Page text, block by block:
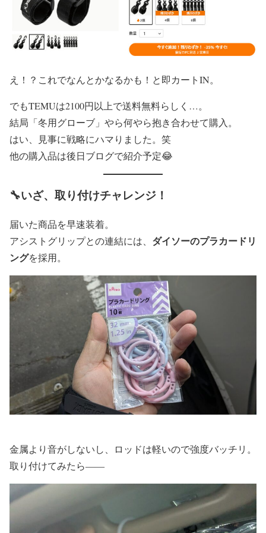
え！？これでなんとかなるかも！と即カートIN。
でもTEMUは2100円以上で送料無料らしく…。
結局「冬用グローブ」やら何やら抱き合わせて購入。
はい、見事に戦略にハマりました。笑
他の購入品は後日ブログで紹介予定😂
🔧いざ、取り付けチャレンジ！
届いた商品を早速装着。
アシストグリップとの連結には、 ダイソーのプラカードリ
ングを採用。
金属より音がしないし、ロッドは軽いので強度バッチリ。
取り付けてみたら――